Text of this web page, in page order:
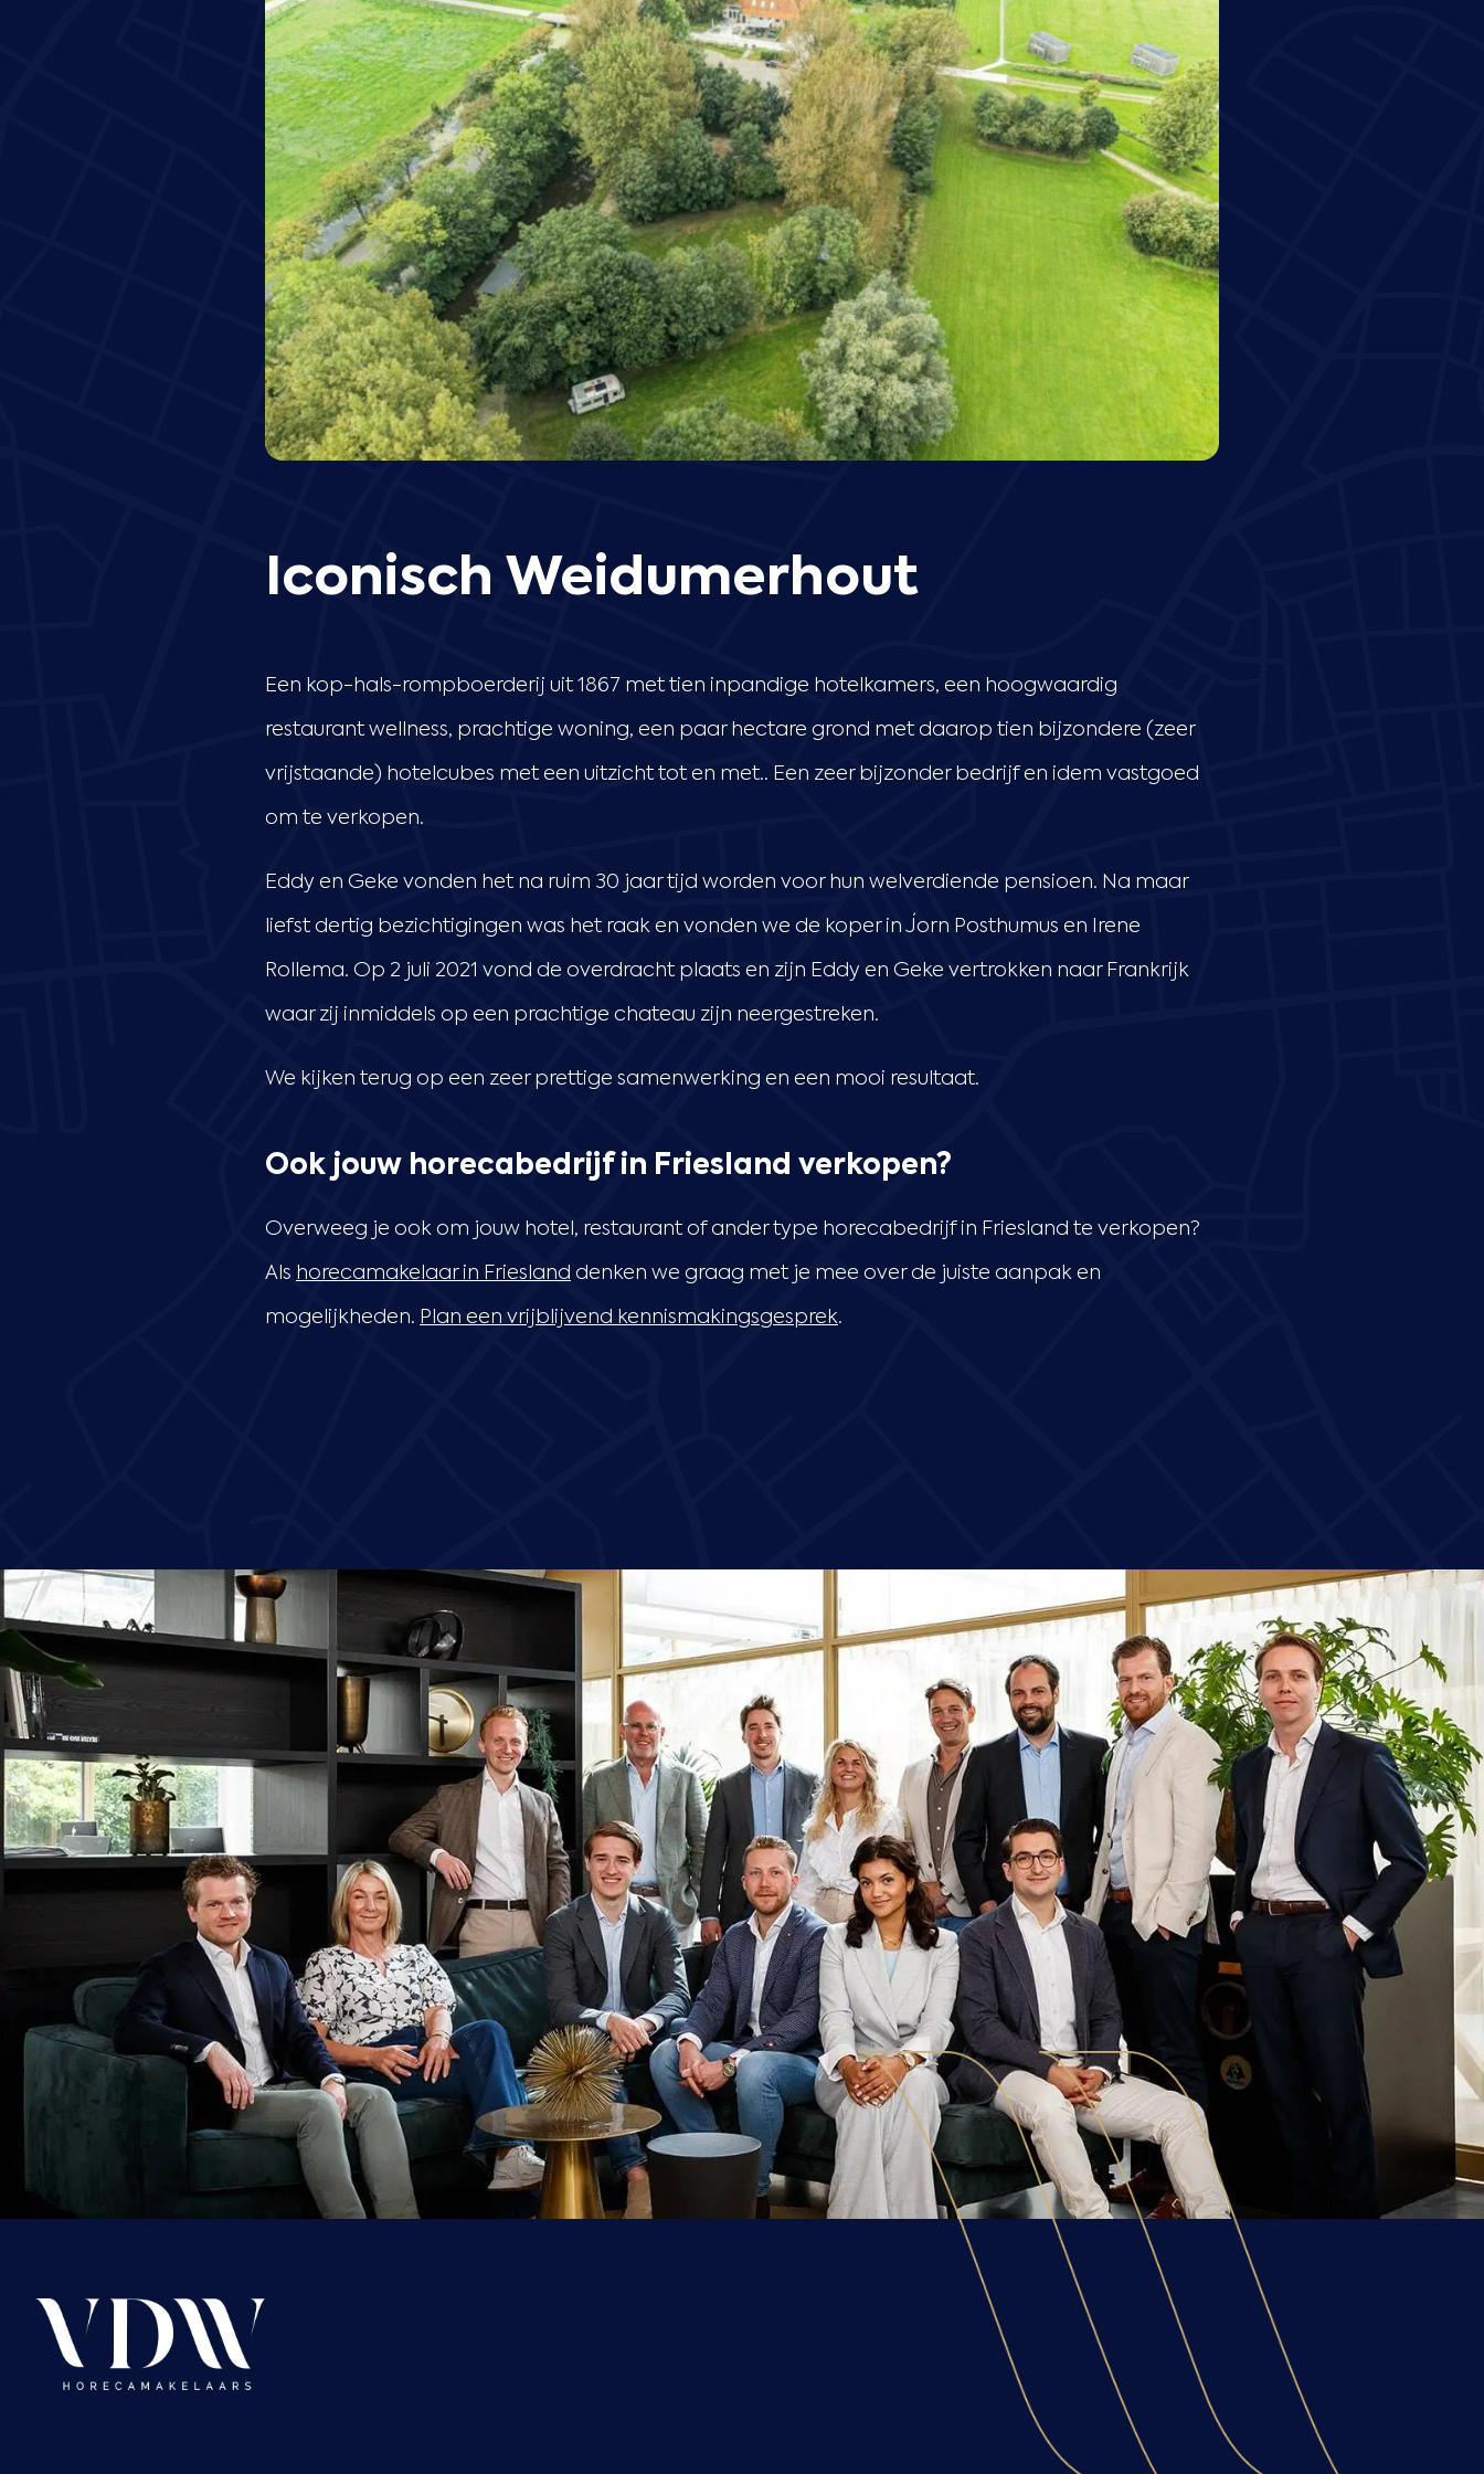
Iconisch Weidumerhout
Een kop-hals-rompboerderij uit 1867 met tien inpandige hotelkamers, een hoogwaardig
restaurant wellness, prachtige woning, een paar hectare grond met daarop tien bijzondere (zeer
vrijstaande) hotelcubes met een uitzicht tot en met.. Een zeer bijzonder bedrijf en idem vastgoed
om te verkopen.
Eddy en Geke vonden het na ruim 30 jaar tijd worden voor hun welverdiende pensioen. Na maar
liefst dertig bezichtigingen was het raak en vonden we de koper in Jorn Posthumus en Irene
Rollema. Op 2 juli 2021 vond de overdracht plaats en zijn Eddy en Geke vertrokken naar Frankrijk
waar zij inmiddels op een prachtige chateau zijn neergestreken.
We kijken terug op een zeer prettige samenwerking en een mooi resultaat.
Ook jouw horecabedrijf in Friesland verkopen?
Overweeg je ook om jouw hotel, restaurant of ander type horecabedrijf in Friesland te verkopen?
Als horecamakelaar in Friesland denken we graag met je mee over de juiste aanpak en
mogelijkheden. Plan een vrijblijvend kennismakingsgesprek.